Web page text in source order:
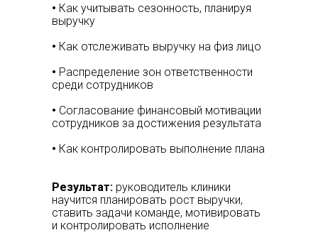
• Как учитывать сезонность, планируя
выручку
• Как отслеживать выручку на физ лицо
• Распределение зон ответственности
среди сотрудников
• Согласование финансовый мотивации
сотрудников за достижения результата
• Как контролировать выполнение плана
Результат: руководитель клиники
научится планировать рост выручки,
ставить задачи команде, мотивировать
и контролировать исполнение